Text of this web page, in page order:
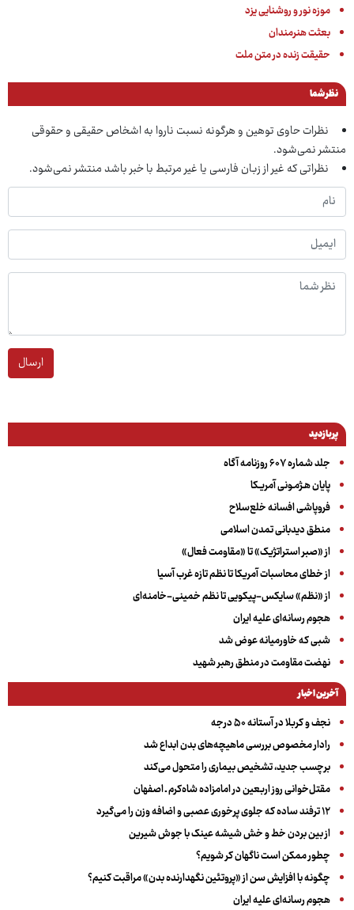
موزه نور و روشنایی یزد
بعثت هنرمندان
حقیقت زنده در متن ملت
نظر شما
نظرات حاوی توهین و هرگونه نسبت ناروا به اشخاص حقیقی و حقوقی
منتشر نمی‌شود.
نظراتی که غیر از زبان فارسی یا غیر مرتبط با خبر باشد منتشر نمی‌شود.
ارسال
پربازدید
جلد شماره ۶۰۷ روزنامه آگاه
پایان هـژمـونی آمریـکا
فروپاشی افسانه خلع‌سلاح
منطق دیدبانی تمدن اسلامی
از «صبر استراتژیک» تا «مقاومت فعال»
از خطای محاسبات آمریکا تا نظم تازه غرب آسیا
از «نظم» سایکس-پیکویی تا نظم خمینی-خامنه‌ای
هجوم رسانه‌ای علیه ایران
شبی که خاورمیانه عوض شد
نهضت مقاومت در منطق رهبر شهید
آخرین اخبار
نجف و کربلا در آستانه ۵۰ درجه
رادار مخصوص بررسی ماهیچه‌های بدن ابداع شد
برچسب جدید، تشخیص بیماری را متحول می‌کند
مقتل‌خوانی روز اربعین در امامزاده شاه‌کرم ـ اصفهان
۱۲ ترفند ساده که جلوی پرخوری عصبی و اضافه ‌وزن را می‌گیرد
از بین بردن خط و خش شیشه عینک با جوش شیرین
چطور ممکن است ناگهان کر شویم؟
چگونه با افزایش سن از «پروتئین نگهدارنده بدن» مراقبت کنیم؟
هجوم رسانه‌ای علیه ایران